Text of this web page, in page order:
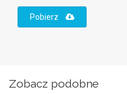
Pobierz
Zobacz podobne